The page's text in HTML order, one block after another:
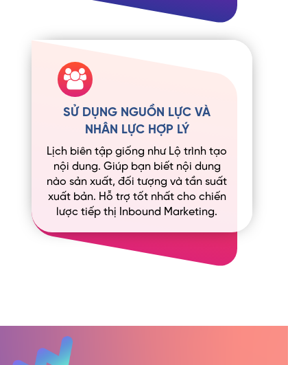
SỬ DỤNG NGUỒN LỰC VÀ
NHÂN LỰC HỢP LÝ
Lịch biên tập giống như Lộ trình tạo
nội dung. Giúp bạn biết nội dung
nào sản xuất, đối tượng và tần suất
xuất bản. Hỗ trợ tốt nhất cho chiến
lược tiếp thị Inbound Marketing.